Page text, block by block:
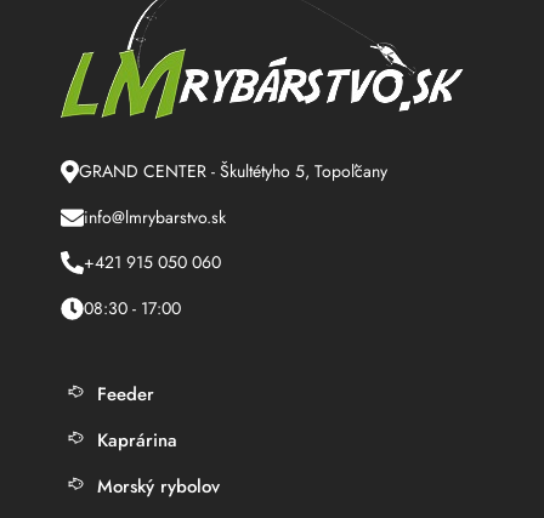
GRAND CENTER - Škultétyho 5, Topoľčany
info@lmrybarstvo.sk
+421 915 050 060
08:30 - 17:00
Feeder
Kaprárina
Morský rybolov